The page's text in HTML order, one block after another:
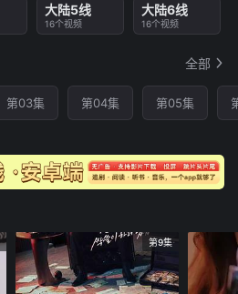
大陆5线
16个视频
大陆6线
16个视频
全部
第03集 第04集 第05集
第9集